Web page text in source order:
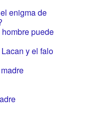
enigma de
puede
y el falo